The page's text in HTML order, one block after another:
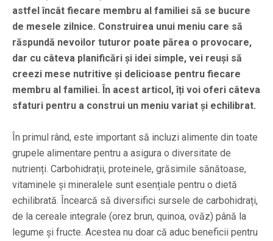
astfel încât fiecare membru al familiei să se bucure
de mesele zilnice. Construirea unui meniu care să
răspundă nevoilor tuturor poate părea o provocare,
dar cu câteva planificări și idei simple, vei reuși să
creezi mese nutritive și delicioase pentru fiecare
membru al familiei. În acest articol, îți voi oferi câteva
sfaturi pentru a construi un meniu variat și echilibrat.
În primul rând, este important să incluzi alimente din toate
grupele alimentare pentru a asigura o diversitate de
nutrienți. Carbohidrații, proteinele, grăsimile sănătoase,
vitaminele și mineralele sunt esențiale pentru o dietă
echilibrată. Încearcă să diversifici sursele de carbohidrați,
de la cereale integrale (orez brun, quinoa, ovăz) până la
legume și fructe. Acestea nu doar că aduc beneficii pentru